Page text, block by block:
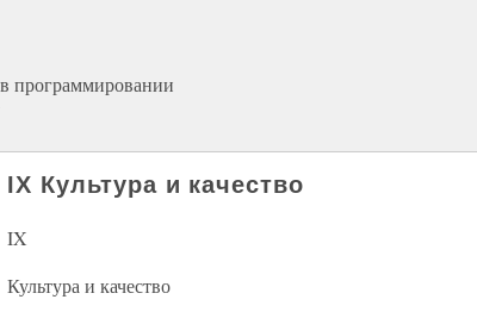
программировании
IX Культура и качество
IX
Культура и качество